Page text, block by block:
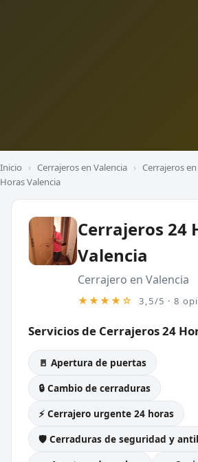
Inicio › Cerrajeros en Valencia › Cerrajeros
Horas Valencia
Cerrajeros 24
Valencia
Cerrajero en Valencia
★★★★☆ 3,5/5 · 8
Servicios de Cerrajeros 24
🚪 Apertura de puertas
🔒 Cambio de cerraduras
⚡ Cerrajero urgente 24 horas
🛡️ Cerraduras de seguridad y